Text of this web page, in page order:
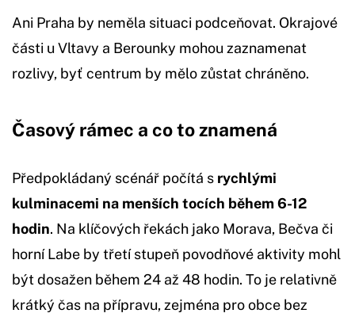
Ani Praha by neměla situaci podceňovat. Okrajové
části u Vltavy a Berounky mohou zaznamenat
rozlivy, byť centrum by mělo zůstat chráněno.
Časový rámec a co to znamená
Předpokládaný scénář počítá s rychlými
kulminacemi na menších tocích během 6-12
hodin. Na klíčových řekách jako Morava, Bečva či
horní Labe by třetí stupeň povodňové aktivity mohl
být dosažen během 24 až 48 hodin. To je relativně
krátký čas na přípravu, zejména pro obce bez